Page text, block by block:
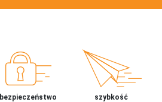
bezpieczeństwo
szybkość